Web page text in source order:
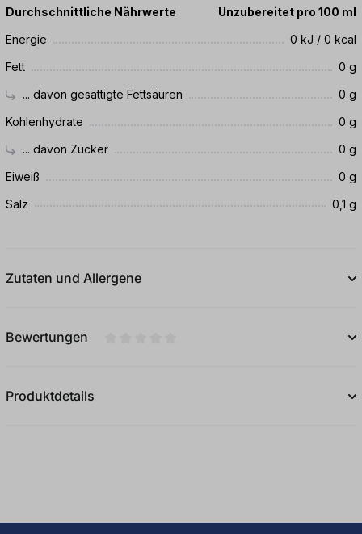
Durchschnittliche Nährwerte
Unzubereitet pro 100 ml
Energie
0 kJ / 0 kcal
Fett
0 g
... davon gesättigte Fettsäuren
0 g
Kohlenhydrate
0 g
... davon Zucker
0 g
Eiweiß
0 g
Salz
0,1 g
Zutaten und Allergene
Bewertungen
Produktdetails